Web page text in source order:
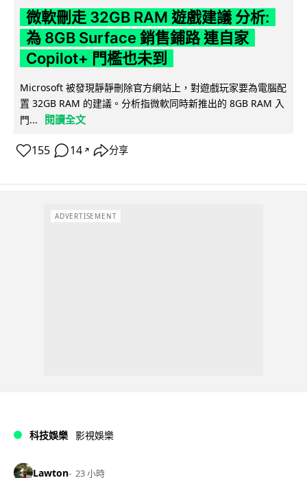
微軟刪走 32GB RAM 遊戲建議 分析:
為 8GB Surface 銷售鋪路 連自家
Copilot+ 門檻也未到
Microsoft 被發現靜靜刪除官方網站上，對遊戲玩家要為電腦配
置 32GB RAM 的建議。分析指微軟同時新推出的 8GB RAM 入
門...
閱讀全文
155 14 ↗ 分享
ADVERTISEMENT
科技娛樂 影視娛樂
Lawton 23 小時